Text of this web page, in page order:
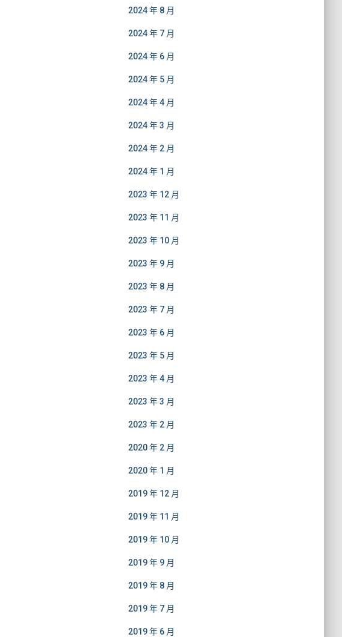
2024 年 8 月
2024 年 7 月
2024 年 6 月
2024 年 5 月
2024 年 4 月
2024 年 3 月
2024 年 2 月
2024 年 1 月
2023 年 12 月
2023 年 11 月
2023 年 10 月
2023 年 9 月
2023 年 8 月
2023 年 7 月
2023 年 6 月
2023 年 5 月
2023 年 4 月
2023 年 3 月
2023 年 2 月
2020 年 2 月
2020 年 1 月
2019 年 12 月
2019 年 11 月
2019 年 10 月
2019 年 9 月
2019 年 8 月
2019 年 7 月
2019 年 6 月